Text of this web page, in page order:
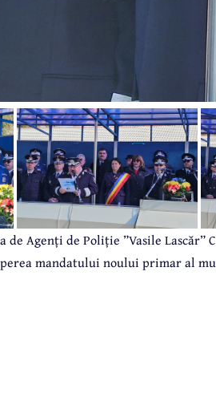
Agenți de Poliție ”Vasile Lascăr”
mandatului noului primar al